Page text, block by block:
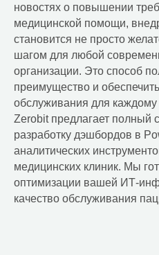
новостях о повышении
медицинской помощи,
становится не просто
шагом для любой
организации. Это способ
преимущество и
обслуживания для каждому
Zerobit предлагает полный
разработку дэшбордов в
аналитических
медицинских клиник. Мы
оптимизации вашей ИТ-
качество обслуживания
Монтаж и настройка
сетевого
Мониторинг Zabbix
Миграция ИТ-
новое
Корпоративная сеть
Аудит ИТ-
Системная
Системная